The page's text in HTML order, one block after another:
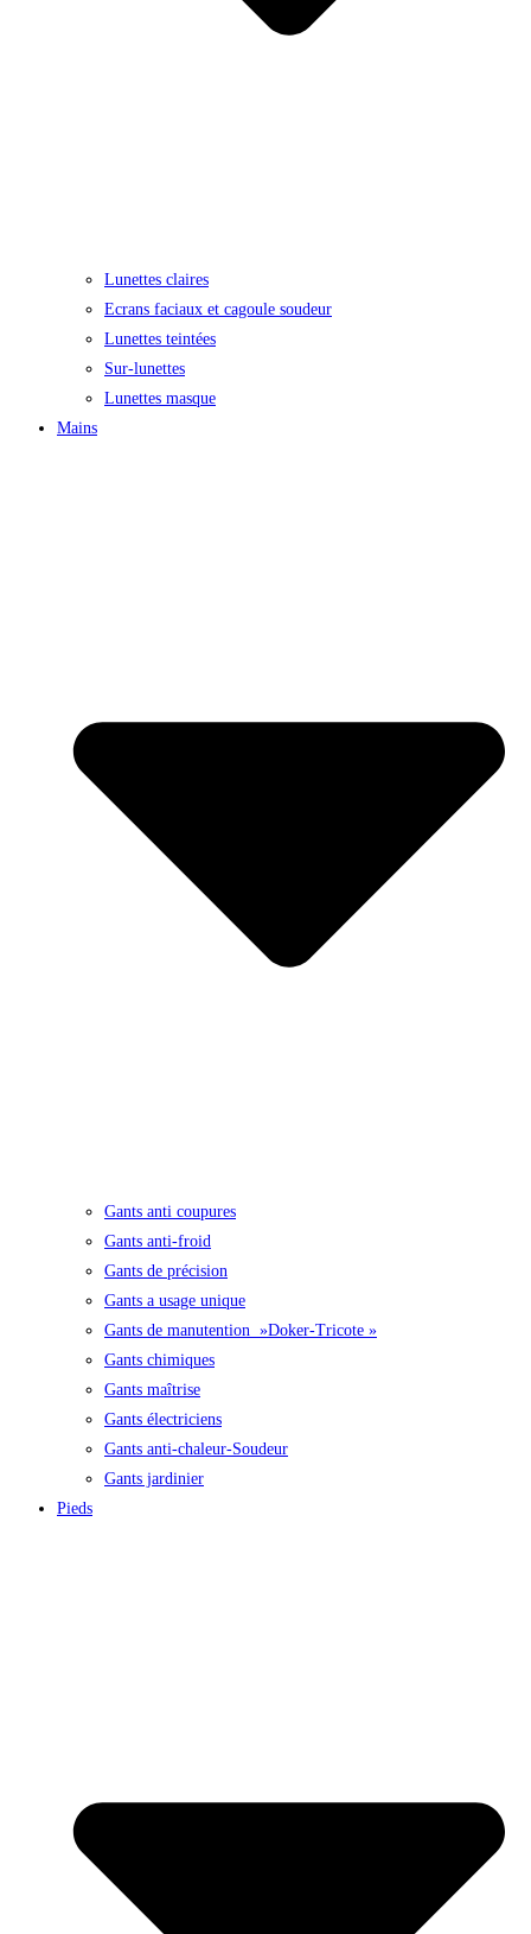
Lunettes claires
Ecrans faciaux et cagoule soudeur
Lunettes teintées
Sur-lunettes
Lunettes masque
Mains
Gants anti coupures
Gants anti-froid
Gants de précision
Gants a usage unique
Gants de manutention »Doker-Tricote »
Gants chimiques
Gants maîtrise
Gants électriciens
Gants anti-chaleur-Soudeur
Gants jardinier
Pieds